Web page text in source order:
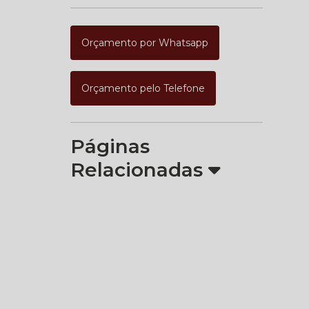
Orçamento por Whatsapp
Orçamento pelo Telefone
Páginas
Relacionadas